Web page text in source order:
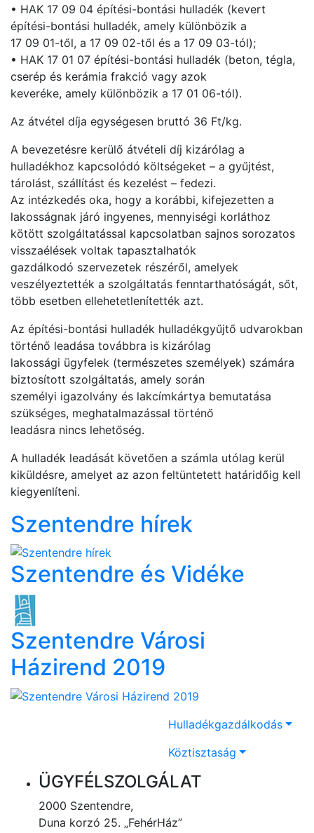
• HAK 17 09 04 építési-bontási hulladék (kevert
építési-bontási hulladék, amely különbözik a
17 09 01-től, a 17 09 02-től és a 17 09 03-tól);
• HAK 17 01 07 építési-bontási hulladék (beton, tégla,
cserép és kerámia frakció vagy azok
keveréke, amely különbözik a 17 01 06-tól).
Az átvétel díja egységesen bruttó 36 Ft/kg.
A bevezetésre kerülő átvételi díj kizárólag a
hulladékhoz kapcsolódó költségeket – a gyűjtést,
tárolást, szállítást és kezelést – fedezi.
Az intézkedés oka, hogy a korábbi, kifejezetten a
lakosságnak járó ingyenes, mennyiségi korláthoz
kötött szolgáltatással kapcsolatban sajnos sorozatos
visszaélések voltak tapasztalhatók
gazdálkodó szervezetek részéről, amelyek
veszélyeztették a szolgáltatás fenntarthatóságát, sőt,
több esetben ellehetetlenítették azt.
Az építési-bontási hulladék hulladékgyűjtő udvarokban
történő leadása továbbra is kizárólag
lakossági ügyfelek (természetes személyek) számára
biztosított szolgáltatás, amely során
személyi igazolvány és lakcímkártya bemutatása
szükséges, meghatalmazással történő
leadásra nincs lehetőség.
A hulladék leadását követően a számla utólag kerül
kiküldésre, amelyet az azon feltüntetett határidőig kell
kiegyenlíteni.
Szentendre hírek
Szentendre és Vidéke
Szentendre Városi
Házirend 2019
Hulladékgazdálkodás
Köztisztaság
ÜGYFÉLSZOLGÁLAT
2000 Szentendre,
Duna korzó 25. „FehérHáz”